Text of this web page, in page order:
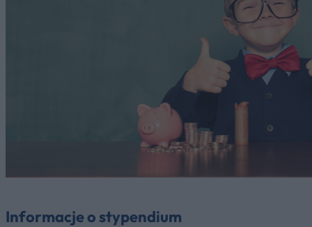
Informacje o stypendium